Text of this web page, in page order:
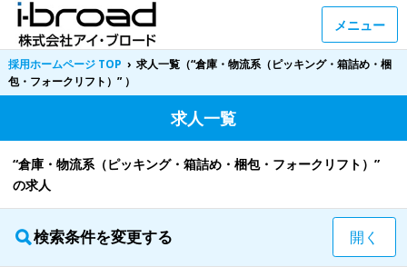
メニュー
採用ホームページ TOP › 求人一覧（“倉庫・物流系（ピッキング・箱詰め・梱
包・フォークリフト）” ）
求人一覧
“倉庫・物流系（ピッキング・箱詰め・梱包・フォークリフト）”
の求人
検索条件を変更する 開く